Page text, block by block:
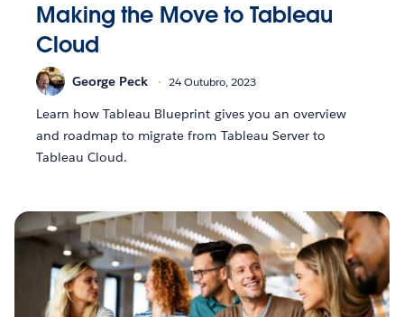
Making the Move to Tableau
Cloud
George Peck 24 Outubro, 2023
Learn how Tableau Blueprint gives you an overview
and roadmap to migrate from Tableau Server to
Tableau Cloud.